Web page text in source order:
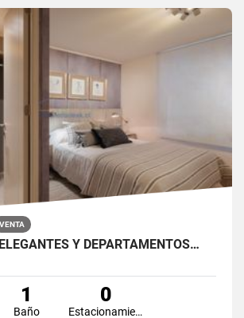
VENTA
Y DEPARTAMENTOS…
1
Baño
0
Estacionamiento